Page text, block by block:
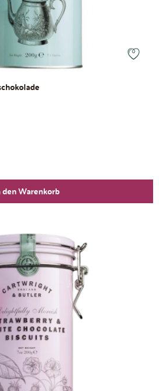
den Warenkorb